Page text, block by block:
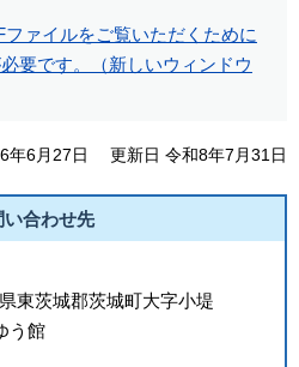
ファイルをご覧いただくために
要です。（新しいウィンドウ
年6月27日 更新日 令和8年7月31日
い合わせ先
東茨城郡茨城町大字小堤
う館